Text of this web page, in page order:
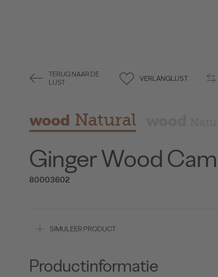
TERUG NAAR DE
LIJST
VERLANGLIJST
wood Natural
Ginger Wood
80003602
SIMULEER PRODUCT
Productinformatie